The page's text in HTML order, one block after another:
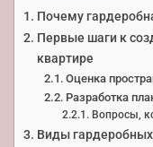
Почему
Первые шаги к
квартире
Оценка
Разработка
Вопросы,
Виды